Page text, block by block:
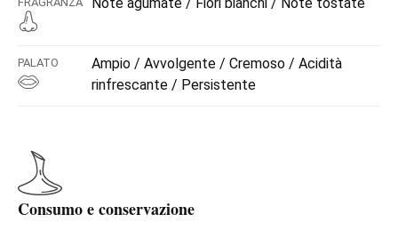
PALATO
Ampio / Avvolgente / Cremoso / Acidità
rinfrescante / Persistente
Consumo e conservazione